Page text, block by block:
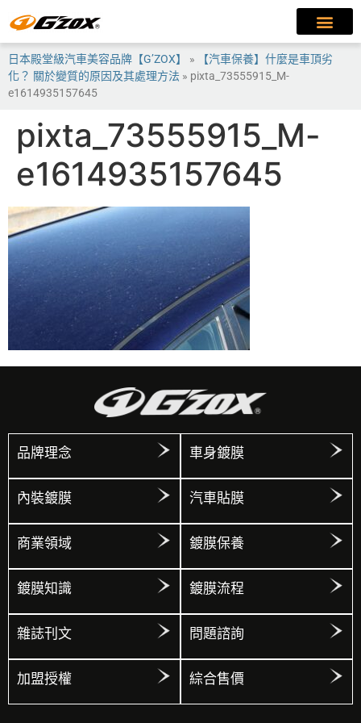
日本殿堂級汽車美容品牌【G’ZOX】 »
【汽車保養】什麼是車頂劣
化？ 關於變質的原因及其處理方法 » pixta_73555915_M-
e1614935157645
pixta_73555915_M-
e1614935157645
品牌理念 車身鍍膜
內裝鍍膜 汽車貼膜
商業領域 鍍膜保養
鍍膜知識 鍍膜流程
雜誌刊文 問題諮詢
加盟授權 綜合售價